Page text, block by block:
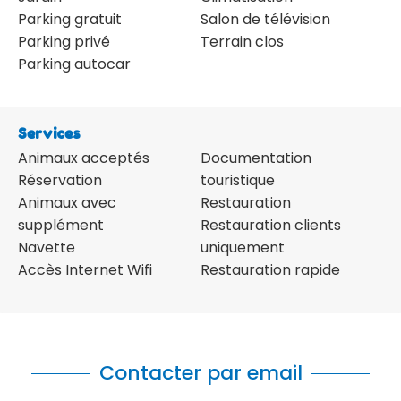
Parking gratuit
Parking privé
Parking autocar
Salon de télévision
Terrain clos
Services
Animaux acceptés
Réservation
Animaux avec
supplément
Navette
Accès Internet Wifi
Documentation
touristique
Restauration
Restauration clients
uniquement
Restauration rapide
Contacter par email